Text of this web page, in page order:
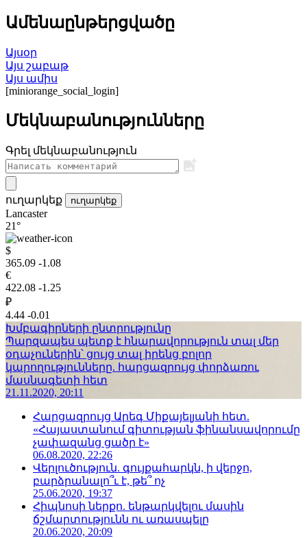
Ամենաընթերցվածը
Այսօր
Այս շաբաթ
Այս ամիս
[miniorange_social_login]
Մեկնաբանությունները
Գրել մեկնաբանություն
ուղարկեք ուղարկեք
Lancaster
21°
$
365.09 -1.08
€
422.08 -1.25
₽
4.44 -0.01
Խմբագիրների ընտրությունը
Պարզապես պետք է հնարավորություն տալ մեր
օդաչուներին՝ ցույց տալ իրենց բոլոր
կարողությունները. հարցազրույց փորձառու
մասնագետի հետ
21.11.2020, 20:11
Հարցազրույց Արեգ Միքայելյանի հետ.
«Հայաստանում գիտության ֆինանսավորումը
չափազանց ցածր է»
06.08.2020, 22:26
Վերլուծություն. գույքահարկն, ի վերջո,
բարձրանալո՞ւ է, թե՞ ոչ
25.06.2020, 19:37
Հիպնոսի ներքո. ենթարկվելու մասին
ճշմարտությունն ու առասպելը
20.06.2020, 20:09